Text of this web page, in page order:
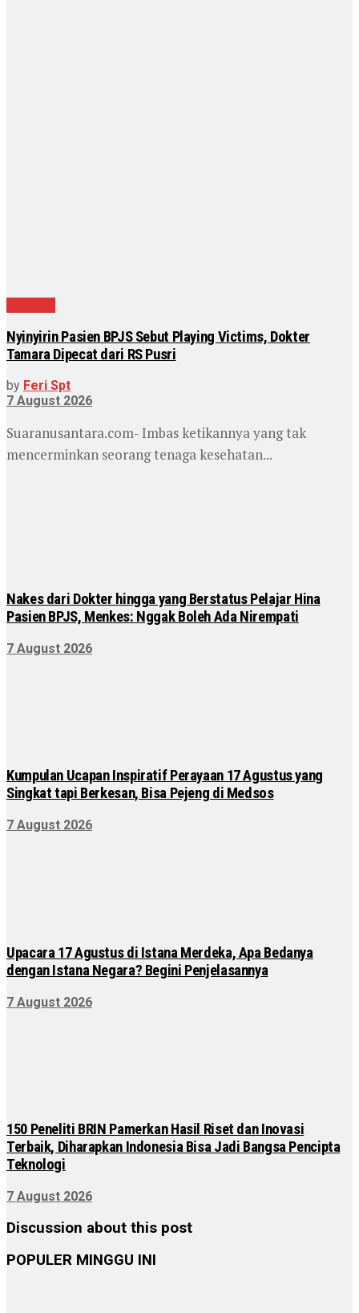
Nyinyirin Pasien BPJS Sebut Playing Victims, Dokter
Tamara Dipecat dari RS Pusri
by Feri Spt
7 August 2026
Suaranusantara.com- Imbas ketikannya yang tak
mencerminkan seorang tenaga kesehatan...
Nakes dari Dokter hingga yang Berstatus Pelajar Hina
Pasien BPJS, Menkes: Nggak Boleh Ada Nirempati
7 August 2026
Kumpulan Ucapan Inspiratif Perayaan 17 Agustus yang
Singkat tapi Berkesan, Bisa Pejeng di Medsos
7 August 2026
Upacara 17 Agustus di Istana Merdeka, Apa Bedanya
dengan Istana Negara? Begini Penjelasannya
7 August 2026
150 Peneliti BRIN Pamerkan Hasil Riset dan Inovasi
Terbaik, Diharapkan Indonesia Bisa Jadi Bangsa Pencipta
Teknologi
7 August 2026
Discussion about this post
POPULER MINGGU INI